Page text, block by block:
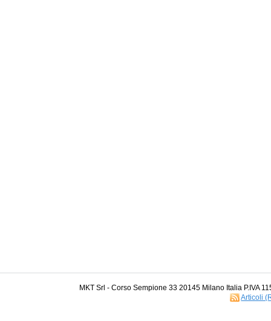
MKT Srl - Corso Sempione 33 20145 Milano Italia P.IVA
Articoli